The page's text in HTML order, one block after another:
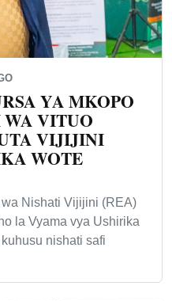
YA MKOPO
VITUO
VIJIJINI
WOTE
Nishati Vijijini (REA)
la Vyama vya Ushirika
nishati safi